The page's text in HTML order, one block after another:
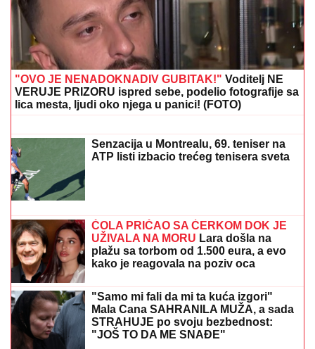
SUVI LUKSUZ I EGZOTIKA!
Anđela i
Gastoz pobegli na Maldive, pa se
pohvalili: Kokteli dobrodošlice,
nestvaran bazen i NEOČEKIVAN
SUSRET na ulici (FOTO)
MNOGE OD OVIH PESAMA
OBOŽAVATEOvo je 10 numera koje je
Dino Merlin obradio od stranih
spisak
"ASMIN ŠALJE LJUDE, STANIJA ĆE DA IZGUBI
VIZU"Uroš Stanić o ulasku u Elitu 10, pretnjama i
tužbama: "Zaradiću 200.000 evra, idem u američku
ambasadu"